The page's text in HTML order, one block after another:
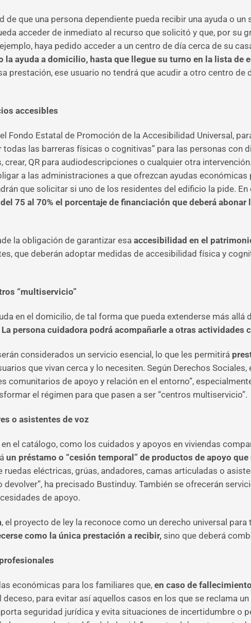
de que una persona dependiente pueda recibir una ayuda o
acceder de inmediato al recurso que solicitó y que, por su
haya pedido acceder a un centro de día cerca de su
la ayuda a domicilio, hasta que llegue su turno en la lista de
prestación, ese usuario no tendrá que acudir a otro centro
accesibles
Fondo Estatal de Promoción de la Accesibilidad Universal,
las barreras físicas o cognitivas” para las personas con
crear, QR para audiodescripciones o cualquier otra
a las administraciones a que ofrezcan ayudas económicas
que solicitar si uno de los residentes del edificio la pide.
75 al 70% el porcentaje de financiación que deberá abonar
la obligación de garantizar esa accesibilidad en el
que deberán adoptar medidas de accesibilidad física y
“multiservicio”
en el domicilio, de tal forma que pueda extenderse más allá
La persona cuidadora podrá acompañarle a otras actividades
considerados un servicio esencial, lo que les permitirá
que vivan cerca y lo necesiten. Según Derechos
comunitarios de apoyo y relación en el entorno”,
el régimen para que pasen a ser “centros multiservicio”.
o asistentes de voz
el catálogo, como los cuidados y apoyos en viviendas
un préstamo o “cesión temporal” de productos de apoyo
eléctricas, grúas, andadores, camas articuladas o
devolver”, ha precisado Bustinduy. También se ofrecerán
de apoyo.
, el proyecto de ley la reconoce como un derecho universal
como la única prestación a recibir, sino que deberá
económicas para los familiares que, en caso de
deceso, para evitar así aquellos casos en los que se reclama
seguridad jurídica y evita situaciones de incertidumbre o